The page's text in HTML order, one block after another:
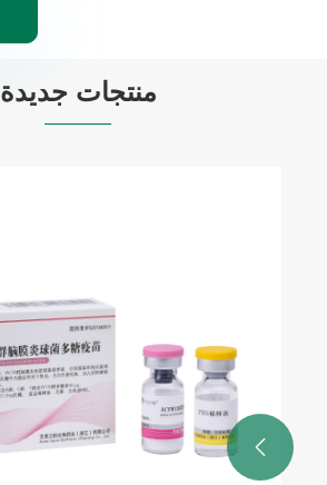
منتجات جديدة
